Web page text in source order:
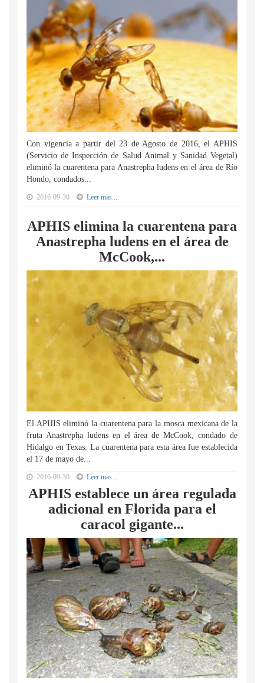
Con vigencia a partir del 23 de Agosto de 2016, el APHIS
(Servicio de Inspección de Salud Animal y Sanidad Vegetal)
eliminó la cuarentena para Anastrepha ludens en el área de Río
Hondo, condados...
2016-09-30 Leer mas...
APHIS elimina la cuarentena para
Anastrepha ludens en el área de
McCook,...
El APHIS eliminó la cuarentena para la mosca mexicana de la
fruta Anastrepha ludens en el área de McCook, condado de
Hidalgo en Texas. La cuarentena para esta área fue establecida
el 17 de mayo de...
2016-09-30 Leer mas...
APHIS establece un área regulada
adicional en Florida para el
caracol gigante...